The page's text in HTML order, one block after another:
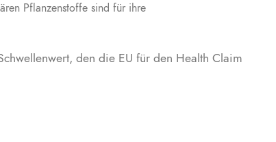
Pflanzenstoffe sind für ihre
den die EU für den Health Claim